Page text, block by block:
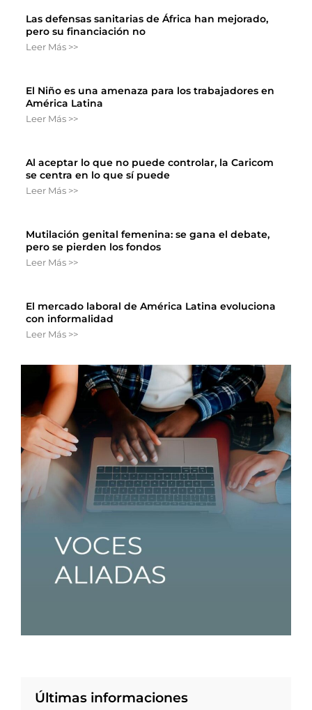
Las defensas sanitarias de África han mejorado,
pero su financiación no
Leer Más >>
El Niño es una amenaza para los trabajadores en
América Latina
Leer Más >>
Al aceptar lo que no puede controlar, la Caricom
se centra en lo que sí puede
Leer Más >>
Mutilación genital femenina: se gana el debate,
pero se pierden los fondos
Leer Más >>
El mercado laboral de América Latina evoluciona
con informalidad
Leer Más >>
Últimas informaciones